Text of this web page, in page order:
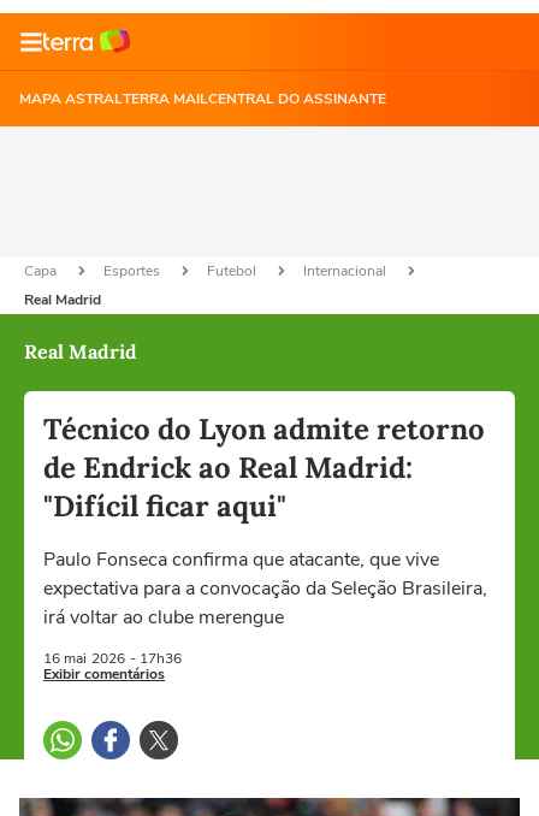
MAPA ASTRALTERRA MAILCENTRAL DO ASSINANTE
Capa Esportes Futebol
Internacional
Real Madrid
Real Madrid
Técnico do Lyon admite retorno
de Endrick ao Real Madrid:
"Difícil ficar aqui"
Paulo Fonseca confirma que atacante, que vive
expectativa para a convocação da Seleção Brasileira,
irá voltar ao clube merengue
16 mai 2026 - 17h36
Exibir comentários